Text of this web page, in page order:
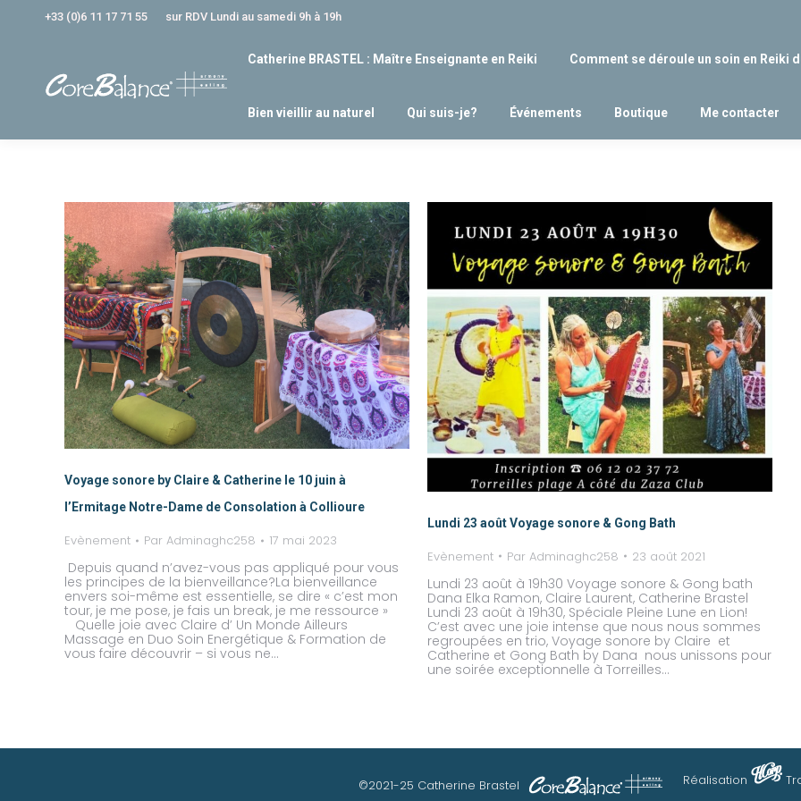
+33 (0)6 11 17 71 55 sur RDV Lundi au samedi 9h à 19h
Catherine BRASTEL : Maître Enseignante en Reiki Comment se déroule un soin en Reiki
Bien vieillir au naturel Qui suis-je? Événements Boutique Me contacter
Voyage sonore by Claire & Catherine le 10 juin à
l’Ermitage Notre-Dame de Consolation à Collioure
Evènement Par Adminaghc258 17 mai 2023
Depuis quand n’avez-vous pas appliqué pour vous
les principes de la bienveillance?La bienveillance
envers soi-même est essentielle, se dire « c’est mon
tour, je me pose, je fais un break, je me ressource »
Quelle joie avec Claire d’ Un Monde Ailleurs
Massage en Duo Soin Energétique & Formation de
vous faire découvrir – si vous ne…
Lundi 23 août Voyage sonore & Gong Bath
Evènement Par Adminaghc258 23 août 2021
Lundi 23 août à 19h30 Voyage sonore & Gong bath
Dana Elka Ramon, Claire Laurent, Catherine Brastel
Lundi 23 août à 19h30, Spéciale Pleine Lune en Lion!
C’est avec une joie intense que nous nous sommes
regroupées en trio, Voyage sonore by Claire et
Catherine et Gong Bath by Dana nous unissons pour
une soirée exceptionnelle à Torreilles…
©2021-25 Catherine Brastel Réalisation